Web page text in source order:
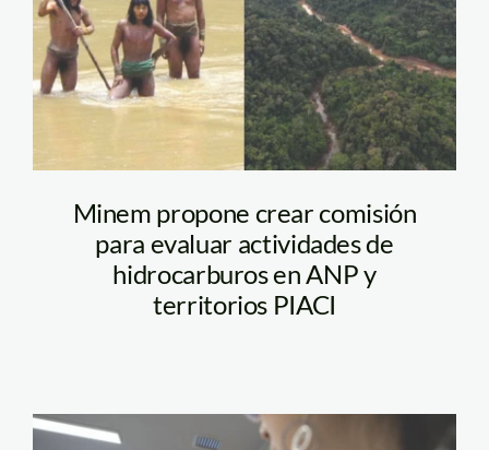
minem-piaci
Minem propone crear comisión
para evaluar actividades de
hidrocarburos en ANP y
territorios PIACI